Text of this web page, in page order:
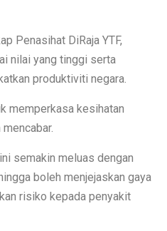
Penasihat DiRaja YTF,
nilai yang tinggi serta
produktiviti negara.
memperkasa kesihatan
semakin meluas dengan
boleh menjejaskan gaya
risiko kepada penyakit